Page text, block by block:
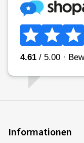
Informationen